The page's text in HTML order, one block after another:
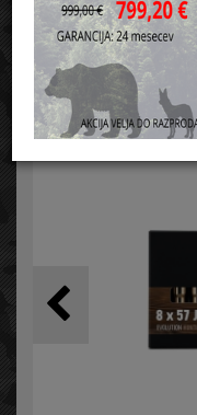
Domov Strelivo
8x57 IS